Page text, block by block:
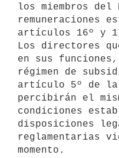
los miembros
remuneraciones
artículos 16º y
Los directores
en sus
régimen de
artículo 5º de la
percibirán el
condiciones
disposiciones
reglamentarias